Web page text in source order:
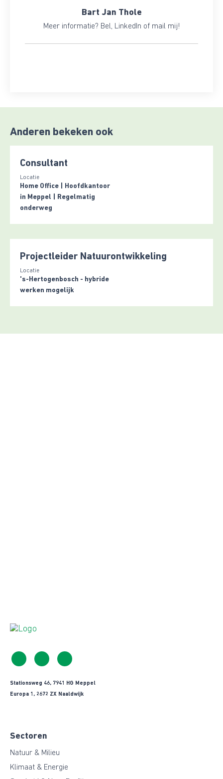
Bart Jan Thole
Meer informatie? Bel, LinkedIn of mail mij!
Anderen bekeken ook
Consultant
Locatie
Home Office | Hoofdkantoor
in Meppel | Regelmatig
onderweg
Projectleider Natuurontwikkeling
Locatie
's-Hertogenbosch - hybride
werken mogelijk
Stationsweg 46, 7941 HG Meppel
Europa 1, 2672 ZX Naaldwijk
Sectoren
Natuur & Milieu
Klimaat & Energie